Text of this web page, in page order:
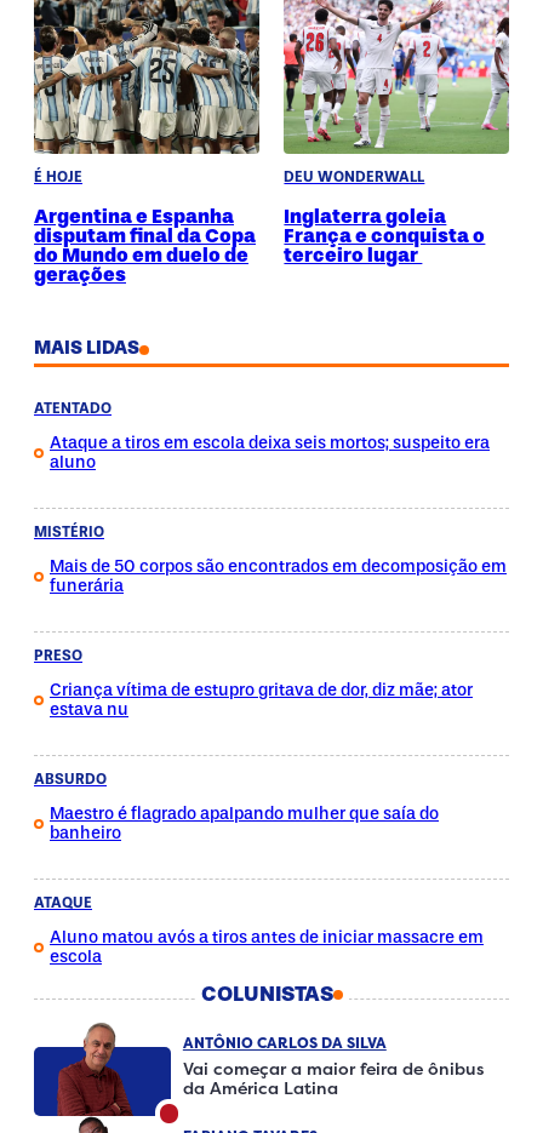
É HOJE
Argentina e Espanha
disputam final da Copa
do Mundo em duelo de
gerações
DEU WONDERWALL
Inglaterra goleia
França e conquista o
terceiro lugar
MAIS LIDAS
ATENTADO
Ataque a tiros em escola deixa seis mortos; suspeito era
aluno
MISTÉRIO
Mais de 50 corpos são encontrados em decomposição em
funerária
PRESO
Criança vítima de estupro gritava de dor, diz mãe; ator
estava nu
ABSURDO
Maestro é flagrado apalpando mulher que saía do
banheiro
ATAQUE
Aluno matou avós a tiros antes de iniciar massacre em
escola
COLUNISTAS
ANTÔNIO CARLOS DA SILVA
Vai começar a maior feira de ônibus
da América Latina